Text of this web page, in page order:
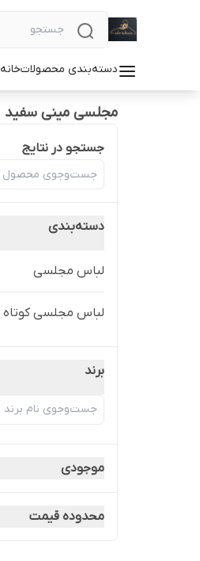
دسته‌بندی محصولاتخانه
مجلسی مینی سفید
جستجو در نتایج
دسته‌بندی
لباس مجلسی
لباس مجلسی کوتاه
برند
موجودی
محدوده قیمت